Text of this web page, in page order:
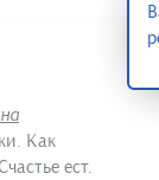
Как
ест.